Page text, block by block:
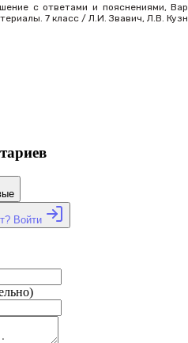
с ответами и пояснениями,
7 класс / Л.И. Звавич, Л.В.